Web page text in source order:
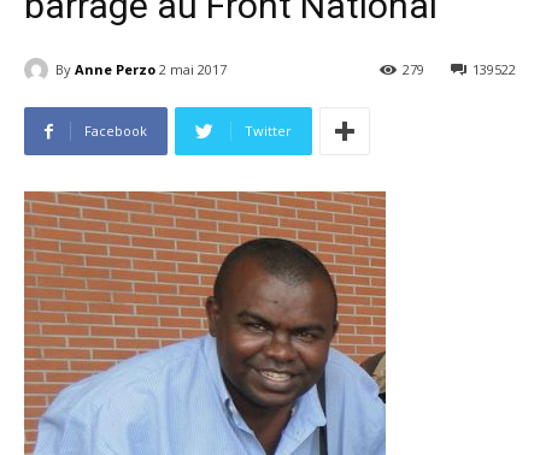
By Anne Perzo 2 mai 2017 139522
279
Facebook Twitter